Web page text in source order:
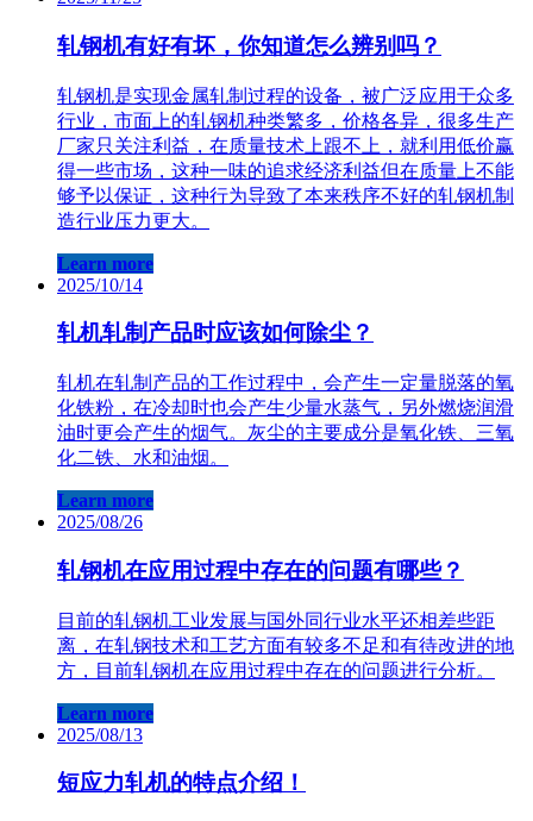
轧钢机有好有坏，你知道怎么辨别吗？
轧钢​机是实现金属轧制过程的设备，被广泛应用于众多
行业，市面上的轧钢机种类繁多，价格各异，很多生产
厂家只关注利益，在质量技术上跟不上，就利用低价赢
得一些市场，这种一味的追求经济利益但在质量上不能
够予以保证，这种行为导致了本来秩序不好的轧钢机制
造行业压力更大。
Learn more
2025/10/14
轧​机轧制产品时应该如何除尘？
轧​机在轧制产品的工作过程中，会产生一定量脱落的氧
化铁粉，在冷却时也会产生少量水蒸气，另外燃烧润滑
油时更会产生的烟气。灰尘的主要成分是氧化铁、三氧
化二铁、水和油烟。
Learn more
2025/08/26
轧钢机在应用过程中存在的问题有哪些？
目前的轧钢机工业发展与国外同行业水平还相差些距
离，在轧钢技术和工艺方面有较多不足和有待改进的地
方，目前轧钢机在应用过程中存在的问题进行分析。
Learn more
2025/08/13
短应力轧机的特点介绍！